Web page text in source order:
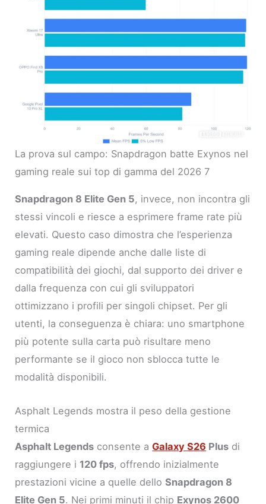
La prova sul campo: Snapdragon batte Exynos nel
gaming reale sui top di gamma del 2026 7
Snapdragon 8 Elite Gen 5, invece, non incontra gli
stessi vincoli e riesce a esprimere frame rate più
elevati. Questo caso dimostra che l’esperienza
gaming reale dipende anche dalle liste di
compatibilità dei giochi, dal supporto dei driver e
dalla frequenza con cui gli sviluppatori
ottimizzano i profili per singoli chipset. Per gli
utenti, la conseguenza è chiara: uno smartphone
più potente sulla carta può risultare meno
performante se il gioco non sblocca tutte le
modalità disponibili.
Asphalt Legends mostra il peso della gestione
termica
Asphalt Legends consente aGalaxy S26 Plus di
raggiungere i 120 fps, offrendo inizialmente
prestazioni vicine a quelle delloSnapdragon 8
Elite Gen 5. Nei primi minuti il chip Exynos 2600